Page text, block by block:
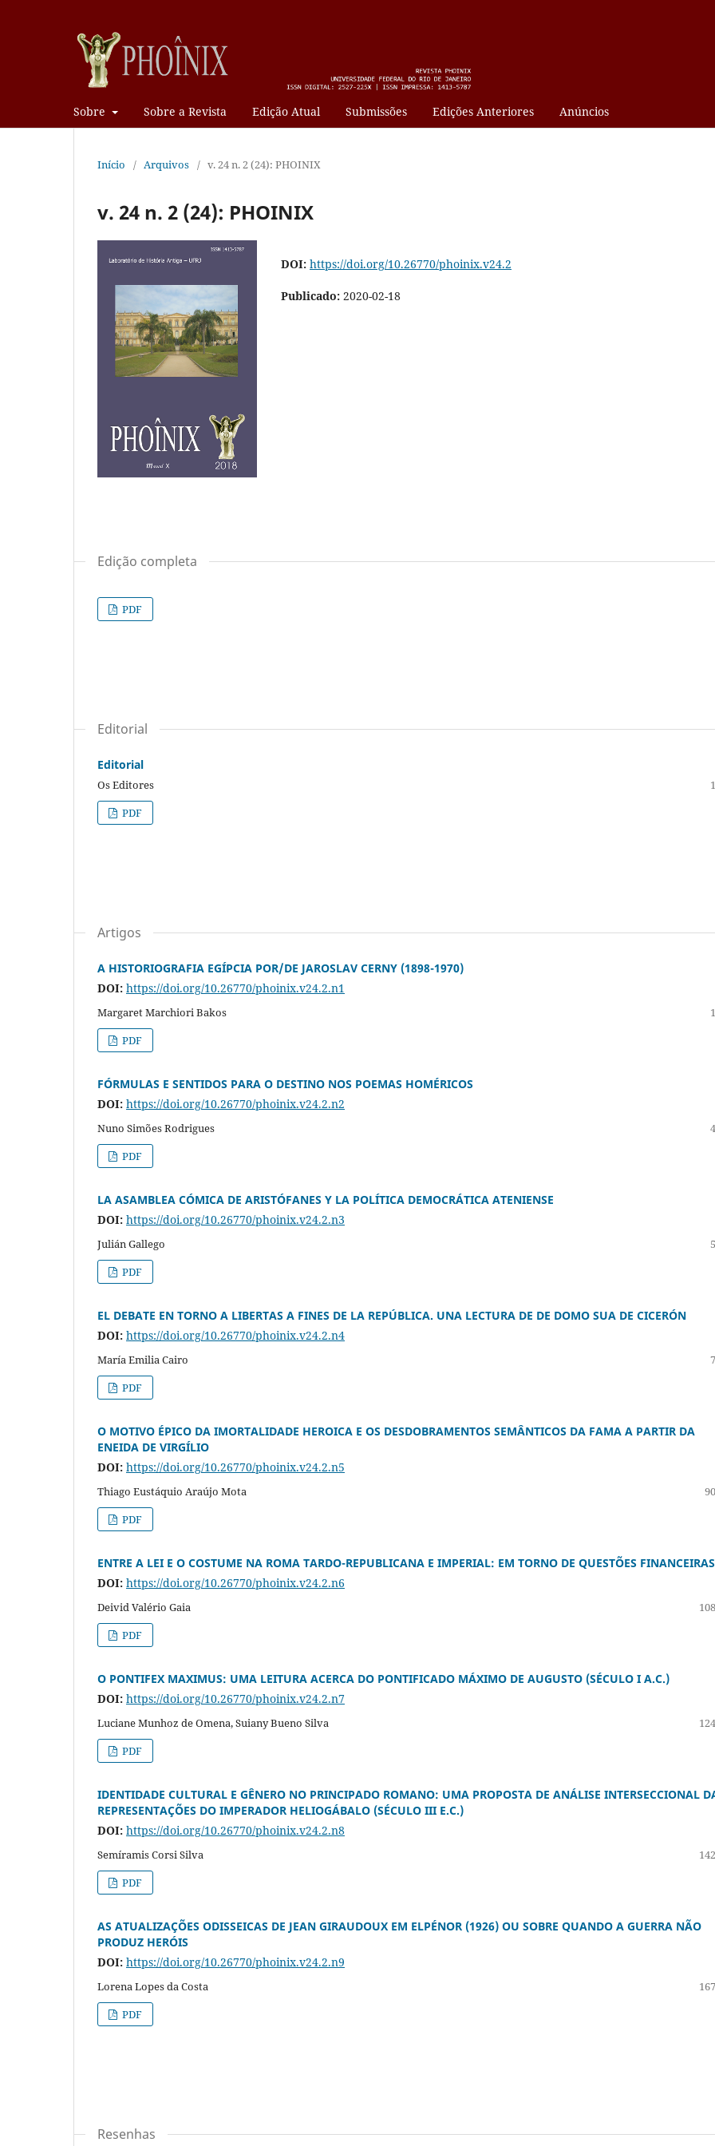
Sobre Sobre a Revista Edição Atual Submissões Edições Anteriores Anúncios
Início / Arquivos / v. 24 n. 2 (24): PHOINIX
v. 24 n. 2 (24): PHOINIX
DOI: https://doi.org/10.26770/phoinix.v24.2
Publicado: 2020-02-18
Edição completa
PDF
Editorial
Editorial
Os Editores
PDF
Artigos
A HISTORIOGRAFIA EGÍPCIA POR/DE JAROSLAV CERNY (1898-1970)
DOI: https://doi.org/10.26770/phoinix.v24.2.n1
Margaret Marchiori Bakos
PDF
FÓRMULAS E SENTIDOS PARA O DESTINO NOS POEMAS HOMÉRICOS
DOI: https://doi.org/10.26770/phoinix.v24.2.n2
Nuno Simões Rodrigues
PDF
LA ASAMBLEA CÓMICA DE ARISTÓFANES Y LA POLÍTICA DEMOCRÁTICA ATENIENSE
DOI: https://doi.org/10.26770/phoinix.v24.2.n3
Julián Gallego
PDF
EL DEBATE EN TORNO A LIBERTAS A FINES DE LA REPÚBLICA. UNA LECTURA DE DE DOMO SUA DE CICERÓN
DOI: https://doi.org/10.26770/phoinix.v24.2.n4
María Emilia Cairo
PDF
O MOTIVO ÉPICO DA IMORTALIDADE HEROICA E OS DESDOBRAMENTOS SEMÂNTICOS DA FAMA A PARTIR DA
ENEIDA DE VIRGÍLIO
DOI: https://doi.org/10.26770/phoinix.v24.2.n5
Thiago Eustáquio Araújo Mota
PDF
ENTRE A LEI E O COSTUME NA ROMA TARDO-REPUBLICANA E IMPERIAL: EM TORNO DE QUESTÕES FINANCEIRAS
DOI: https://doi.org/10.26770/phoinix.v24.2.n6
Deivid Valério Gaia
PDF
O PONTIFEX MAXIMUS: UMA LEITURA ACERCA DO PONTIFICADO MÁXIMO DE AUGUSTO (SÉCULO I A.C.)
DOI: https://doi.org/10.26770/phoinix.v24.2.n7
Luciane Munhoz de Omena, Suiany Bueno Silva
PDF
IDENTIDADE CULTURAL E GÊNERO NO PRINCIPADO ROMANO: UMA PROPOSTA DE ANÁLISE INTERSECCIONAL
REPRESENTAÇÕES DO IMPERADOR HELIOGÁBALO (SÉCULO III E.C.)
DOI: https://doi.org/10.26770/phoinix.v24.2.n8
Semíramis Corsi Silva
PDF
AS ATUALIZAÇÕES ODISSEICAS DE JEAN GIRAUDOUX EM ELPÉNOR (1926) OU SOBRE QUANDO A GUERRA NÃO
PRODUZ HERÓIS
DOI: https://doi.org/10.26770/phoinix.v24.2.n9
Lorena Lopes da Costa
PDF
Resenhas